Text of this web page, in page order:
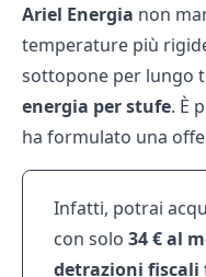
Ariel Energia non
temperature più
sottopone per lungo
energia per stufe. È
ha formulato una
Infatti, potrai
con solo 34 € al
detrazioni fiscali